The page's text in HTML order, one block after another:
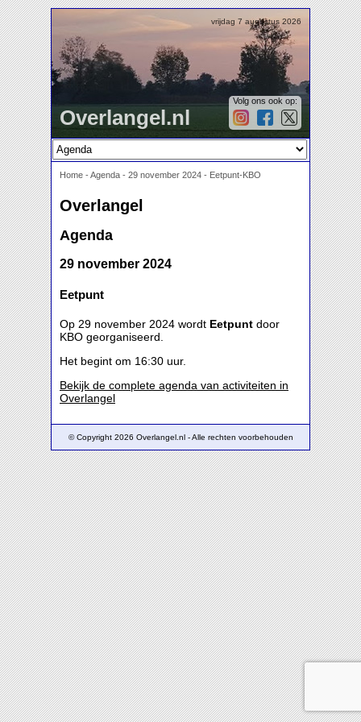
vrijdag 7 augustus 2026
Overlangel.nl
Volg ons ook op:
Home -Agenda - 29 november 2024 - Eetpunt-KBO
Overlangel
Agenda
29 november 2024
Eetpunt
Op 29 november 2024 wordt Eetpunt door
KBO georganiseerd.
Het begint om 16:30 uur.
Bekijk de complete agenda van activiteiten in
Overlangel
© Copyright 2026 Overlangel.nl - Alle rechten voorbehouden